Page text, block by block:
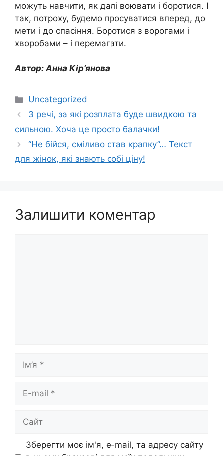
можуть навчити, як далі воювати і боротися. І
так, потроху, будемо просуватися вперед, до
мети і до спасіння. Боротися з ворогами і
хворобами – і перемагати.
Автор: Анна Кір’янова
Категорії
Uncategorized
3 речі, за які розплата буде швидкою та
сильною. Хоча це просто балачки!
“Не бійся, сміливо став крапку”… Текст
для жінок, які знають собі ціну!
Залишити коментар
Ім’я
Сайт
Зберегти моє ім'я, e-mail, та адресу сайту